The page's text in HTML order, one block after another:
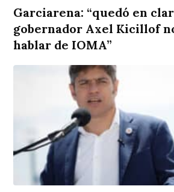
Garciarena: “quedó en
gobernador Axel Kicillof
hablar de IOMA”